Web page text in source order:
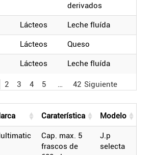
derivados
lácteos leche fluída
lácteos queso
lácteos leche fluída
2 3 4 5 … 42 Siguiente
marca caraterística modelo
multimatic
cap. max. 5
frascos de
j.p
selecta